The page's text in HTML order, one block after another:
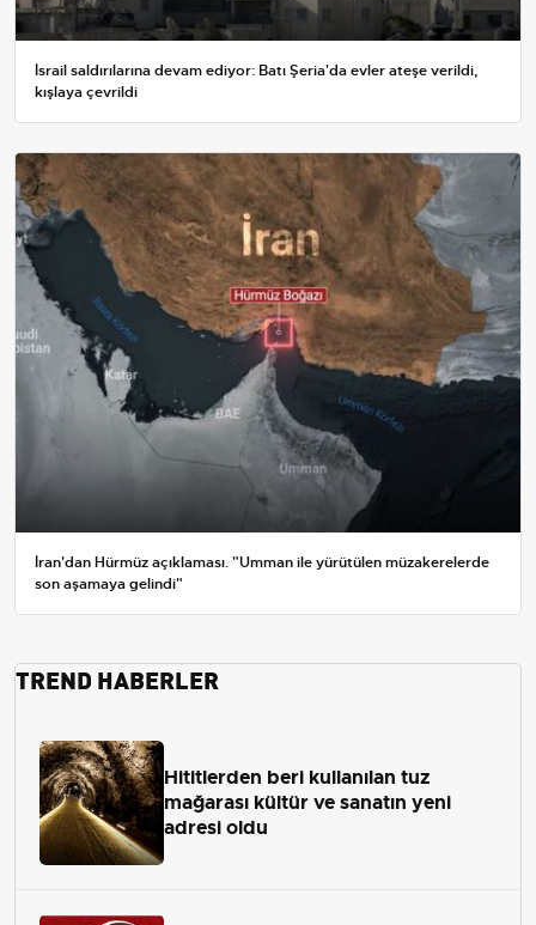
İsrail saldırılarına devam ediyor: Batı Şeria'da evler ateşe verildi,
kışlaya çevrildi
İran'dan Hürmüz açıklaması. "Umman ile yürütülen müzakerelerde
son aşamaya gelindi"
TREND HABERLER
Hititlerden beri kullanılan tuz
mağarası kültür ve sanatın yeni
adresi oldu